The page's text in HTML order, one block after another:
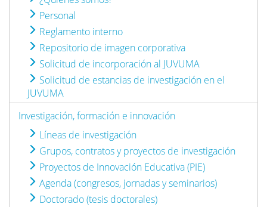
Personal
Reglamento interno
Repositorio de imagen corporativa
Solicitud de incorporación al JUVUMA
Solicitud de estancias de investigación en el
JUVUMA
Investigación, formación e innovación
Líneas de investigación
Grupos, contratos y proyectos de investigación
Proyectos de Innovación Educativa (PIE)
Agenda (congresos, jornadas y seminarios)
Doctorado (tesis doctorales)